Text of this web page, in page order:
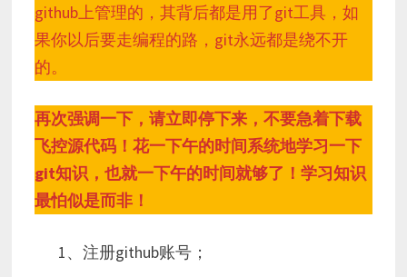
github上管理的，其背后都是用了git工具，如
果你以后要走编程的路，git永远都是绕不开
的。
再次强调一下，请立即停下来，不要急着下载
飞控源代码！花一下午的时间系统地学习一下
git知识，也就一下午的时间就够了！学习知识
最怕似是而非！
1、注册github账号；